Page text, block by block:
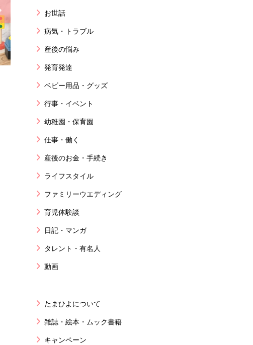
お世話
病気・トラブル
産後の悩み
発育発達
ベビー用品・グッズ
行事・イベント
幼稚園・保育園
仕事・働く
産後のお金・手続き
ライフスタイル
ファミリーウエディング
育児体験談
日記・マンガ
タレント・有名人
動画
たまひよについて
雑誌・絵本・ムック書籍
キャンペーン